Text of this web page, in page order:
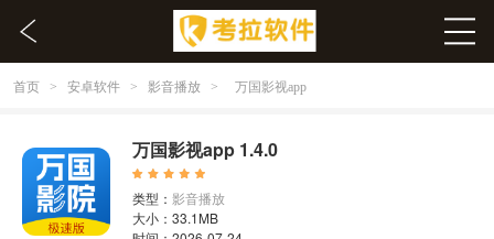
首页 > 安卓软件 > 影音播放 > 万国影视app
万国影视app 1.4.0
类型： 影音播放
大小：33.1MB